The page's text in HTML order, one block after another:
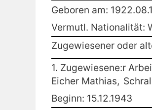
Geboren am:
Vermutl. Nationalität:
Zugewiesener oder
1. Zugewiesene:r
Eicher Mathias,
Beginn: 15.12.1943